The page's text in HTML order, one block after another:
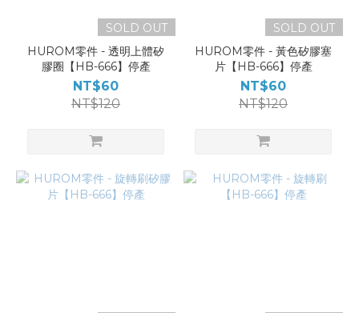
SOLD OUT
HUROM零件 - 透明上體矽
膠圈【HB-666】停產
NT$60
NT$120
SOLD OUT
HUROM零件 - 黃色矽膠塞
片【HB-666】停產
NT$60
NT$120